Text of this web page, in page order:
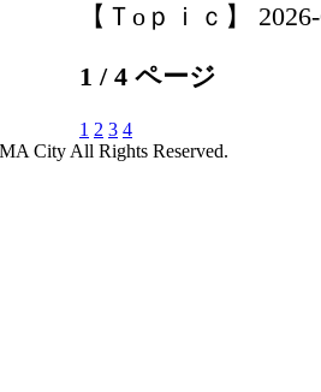
【Ｔoｐｉｃ】
1 / 4 ページ
1 2 3 4
City All Rights Reserved.